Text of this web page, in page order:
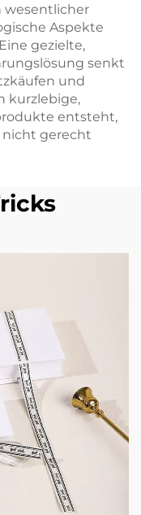
wesentlicher
Aspekte
gezielte,
senkt
und
kurzlebige,
entsteht,
gerecht